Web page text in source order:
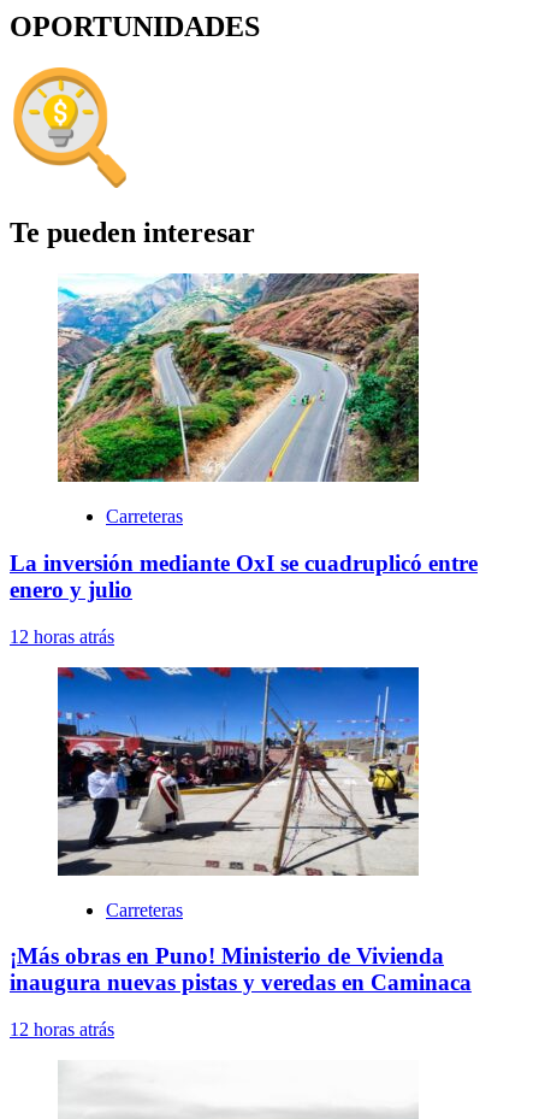
OPORTUNIDADES
Te pueden interesar
Carreteras
La inversión mediante OxI se cuadruplicó entre
enero y julio
12 horas atrás
Carreteras
¡Más obras en Puno! Ministerio de Vivienda
inaugura nuevas pistas y veredas en Caminaca
12 horas atrás